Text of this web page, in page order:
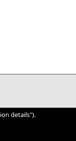
details").